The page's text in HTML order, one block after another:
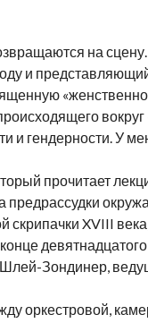
на
и
и гендерности. У
прочитает
скрипачки XVIII
Зондинер,
оркестровой,